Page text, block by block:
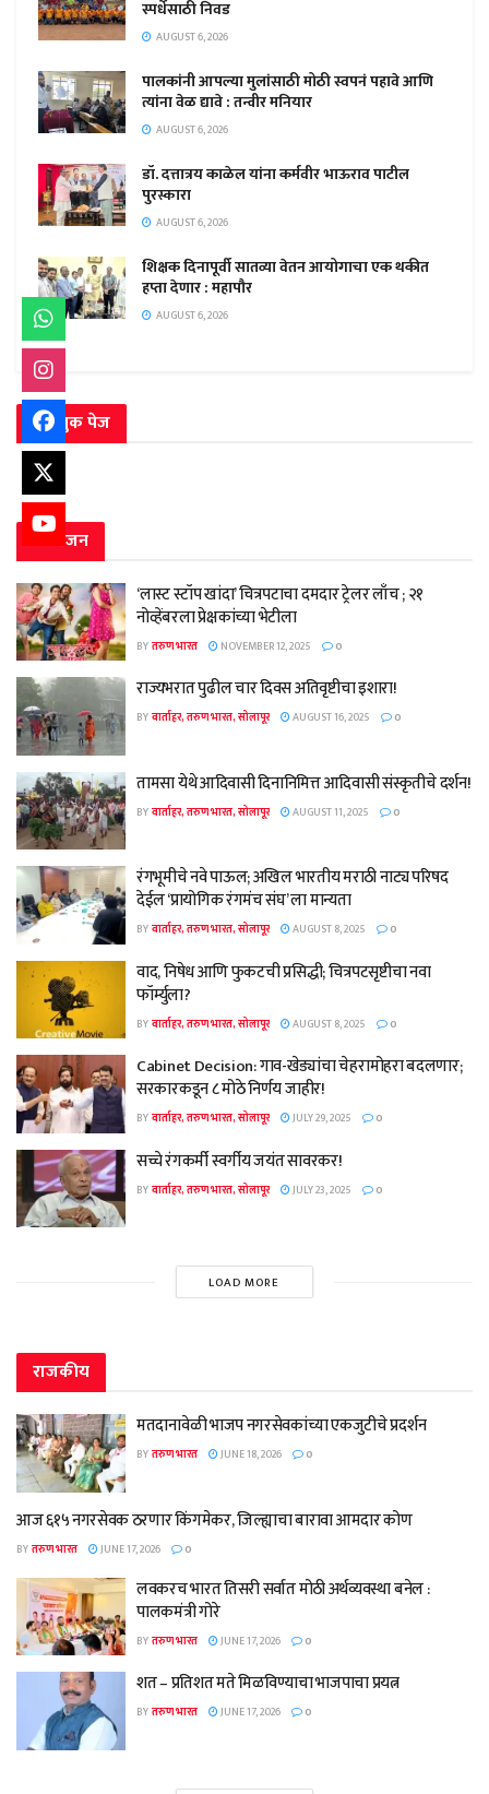
स्पर्धेसाठी निवड
AUGUST 6, 2026
पालकांनी आपल्या मुलांसाठी मोठी स्वपनं पहावे आणि
त्यांना वेळ द्यावे : तन्वीर मनियार
AUGUST 6, 2026
डॉ. दत्तात्रय काळेल यांना कर्मवीर भाऊराव पाटील
पुरस्कारा
AUGUST 6, 2026
शिक्षक दिनापूर्वी सातव्या वेतन आयोगाचा एक थकीत
हप्ता देणार : महापौर
AUGUST 6, 2026
फेसबुक पेज
मनोरंजन
‘लास्ट स्टॉप खांदा’ चित्रपटाचा दमदार ट्रेलर लाँच ; २१
नोव्हेंबरला प्रेक्षकांच्या भेटीला
BYतरुण भारत NOVEMBER 12, 2025 0
राज्यभरात पुढील चार दिवस अतिवृष्टीचा इशारा!
BYवार्ताहर, तरुण भारत, सोलापूर AUGUST 16, 2025 0
तामसा येथे आदिवासी दिनानिमित्त आदिवासी संस्कृतीचे दर्शन!
BYवार्ताहर, तरुण भारत, सोलापूर AUGUST 11, 2025 0
रंगभूमीचे नवे पाऊल; अखिल भारतीय मराठी नाट्य परिषद
देईल ‘प्रायोगिक रंगमंच संघ’ ला मान्यता
BYवार्ताहर, तरुण भारत, सोलापूर AUGUST 8, 2025 0
वाद, निषेध आणि फुकटची प्रसिद्धी; चित्रपटसृष्टीचा नवा
फॉर्म्युला?
BYवार्ताहर, तरुण भारत, सोलापूर AUGUST 8, 2025 0
Cabinet Decision: गाव-खेड्यांचा चेहरामोहरा बदलणार;
सरकारकडून ८ मोठे निर्णय जाहीर!
BYवार्ताहर, तरुण भारत, सोलापूर JULY 29, 2025 0
सच्चे रंगकर्मी स्वर्गीय जयंत सावरकर!
BYवार्ताहर, तरुण भारत, सोलापूर JULY 23, 2025 0
LOAD MORE
राजकीय
मतदानावेळी भाजप नगरसेवकांच्या एकजुटीचे प्रदर्शन
BYतरुण भारत JUNE 18, 2026 0
आज ६१५ नगरसेवक ठरणार किंगमेकर, जिल्ह्याचा बारावा आमदार कोण
BYतरुण भारत JUNE 17, 2026 0
लवकरच भारत तिसरी सर्वात मोठी अर्थव्यवस्था बनेल :
पालकमंत्री गोरे
BYतरुण भारत JUNE 17, 2026 0
शत – प्रतिशत मते मिळविण्याचा भाजपाचा प्रयत्न
BYतरुण भारत JUNE 17, 2026 0